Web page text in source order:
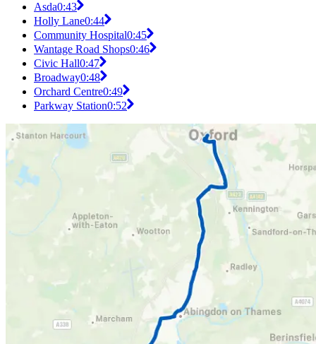
Asda0:43
Holly Lane0:44
Community Hospital0:45
Wantage Road Shops0:46
Civic Hall0:47
Broadway0:48
Orchard Centre0:49
Parkway Station0:52